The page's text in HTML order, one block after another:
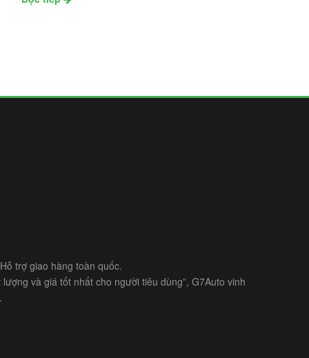
trợ giao hàng toàn quốc.
và giá tốt nhất cho người tiêu dùng”, G7Auto vinh